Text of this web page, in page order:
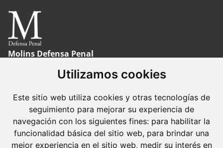
Utilizamos cookies
Este sitio web utiliza cookies y otras tecnologías de
seguimiento para mejorar su experiencia de
navegación con los siguientes fines: para habilitar la
funcionalidad básica del sitio web, para brindar una
mejor experiencia en el sitio web, medir su interés en
Molins Defensa Penal
es una boutique de Derecho Penal con dedicación
Barcelona
Avda. Diagonal, 399 Planta 1
08008 Barcelona